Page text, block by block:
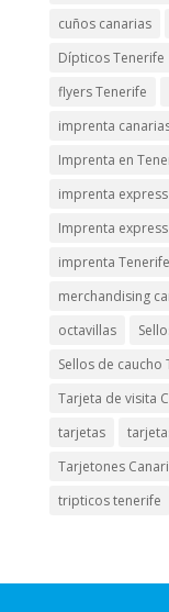
cuños canarias
Dípticos Tenerife
flyers Tenerife
imprenta
Imprenta en
imprenta
Imprenta
imprenta
merchandising
octavillas
Sellos de caucho
Tarjeta de visita
tarjetas
Tarjetones
tripticos tenerife